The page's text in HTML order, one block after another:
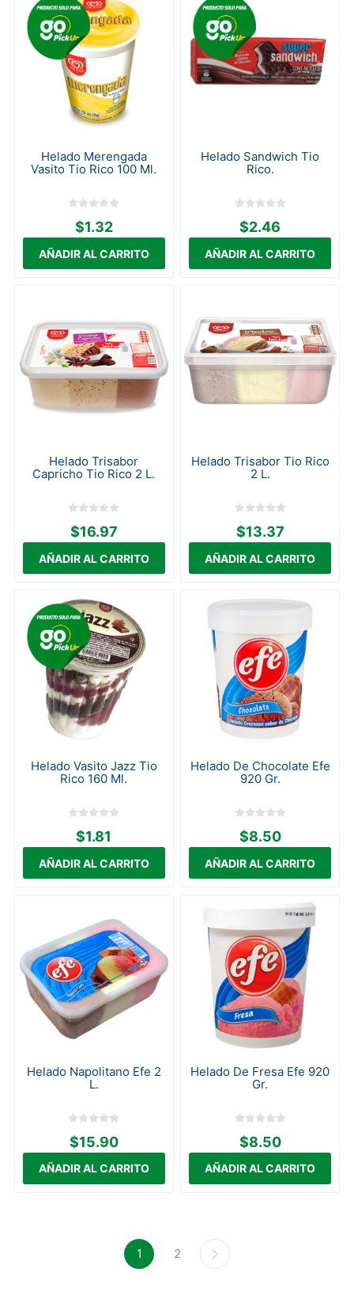
Helado Merengada
Vasito Tio Rico 100 Ml.
$1.32
Helado Sandwich Tio
Rico.
$2.46
Helado Trisabor
Capricho Tio Rico 2 L.
$16.97
Helado Trisabor Tio Rico
2 L.
$13.37
Helado Vasito Jazz Tio
Rico 160 Ml.
$1.81
Helado De Chocolate Efe
920 Gr.
$8.50
Helado Napolitano Efe 2
L.
$15.90
Helado De Fresa Efe 920
Gr.
$8.50
1 2